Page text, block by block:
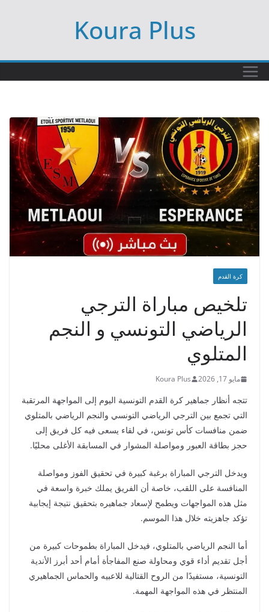
Koura Plus
كرة القدم
تلخيص مباراة الترجي
الرياضي التونسي و النجم
المتلوي
مايو 17, 2026 Koura Plus
تتجه أنظار جماهير كرة القدم التونسية اليوم إلى المواجهة المرتقبة
التي تجمع بين الترجي الرياضي التونسي والنجم الرياضي بالمتلوي
ضمن منافسات كأس تونس، في لقاء يسعى فيه كل فريق إلى
حجز بطاقة العبور ومواصلة المشوار في المسابقة الأغلى محليًا.
ويدخل الترجي المباراة برغبة كبيرة في تحقيق الفوز ومواصلة
المنافسة على اللقب، خاصة أن الفريق يملك خبرة واسعة في
مثل هذه المواجهات ويطمح لإسعاد جماهيره بتحقيق نتيجة إيجابية
تؤكد جاهزيته خلال هذا الموسم.
أما النجم الرياضي بالمتلوي، فيدخل المباراة بطموحات كبيرة من
أجل تقديم أداء قوي ومحاولة صنع المفاجأة أمام أحد أبرز الأندية
التونسية، مستفيدًا من الروح القتالية للاعبيه والحماس الجماهيري
المنتظر في هذه المواجهة المهمة.